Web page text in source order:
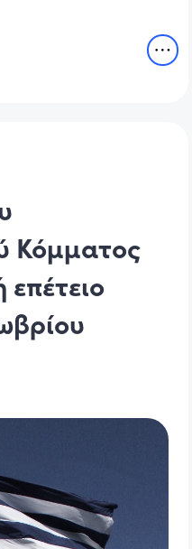
Κόμματος
επέτειο